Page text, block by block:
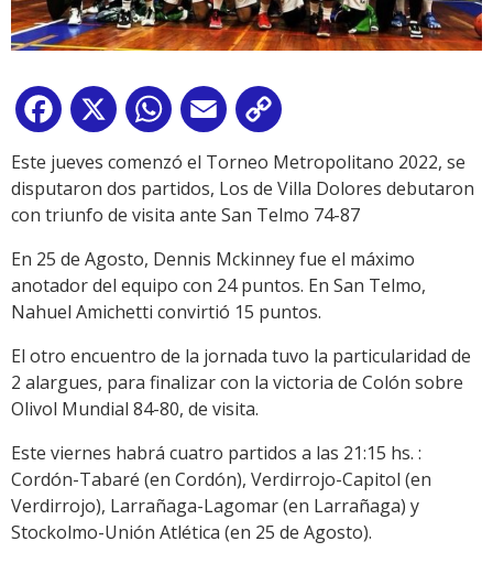
Facebook
X WhatsApp
Email
Link
Este jueves comenzó el Torneo Metropolitano 2022, se
disputaron dos partidos, Los de Villa Dolores debutaron
con triunfo de visita ante San Telmo 74-87
En 25 de Agosto, Dennis Mckinney fue el máximo
anotador del equipo con 24 puntos. En San Telmo,
Nahuel Amichetti convirtió 15 puntos.
El otro encuentro de la jornada tuvo la particularidad de
2 alargues, para finalizar con la victoria de Colón sobre
Olivol Mundial 84-80, de visita.
Este viernes habrá cuatro partidos a las 21:15 hs. :
Cordón-Tabaré (en Cordón), Verdirrojo-Capitol (en
Verdirrojo), Larrañaga-Lagomar (en Larrañaga) y
Stockolmo-Unión Atlética (en 25 de Agosto).